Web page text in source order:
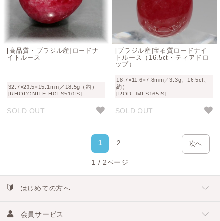
[高品質・ブラジル産]ロードナ
イトルース
32.7×23.5×15.1mm／18.5g（約）
[RHODONITE-HQLS510IS]
SOLD OUT
[ブラジル産]宝石質ロードナイ
トルース（16.5ct・ティアドロ
ップ）
18.7×11.6×7.8mm／3.3g、16.5ct、
約）
[ROD-JMLS165IS]
SOLD OUT
1 2 次へ
1 / 2ページ
はじめての方へ
会員サービス